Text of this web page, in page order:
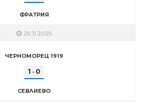
ФРАТРИЯ
29.11.2025
ЧЕРНОМОРЕЦ 1919
1 - 0
СЕВЛИЕВО